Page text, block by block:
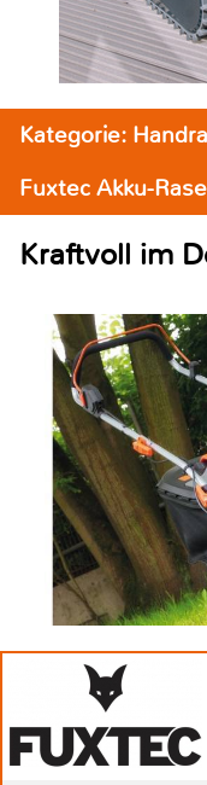
Kategorie:
Fuxtec Akku-
Kraftvoll im